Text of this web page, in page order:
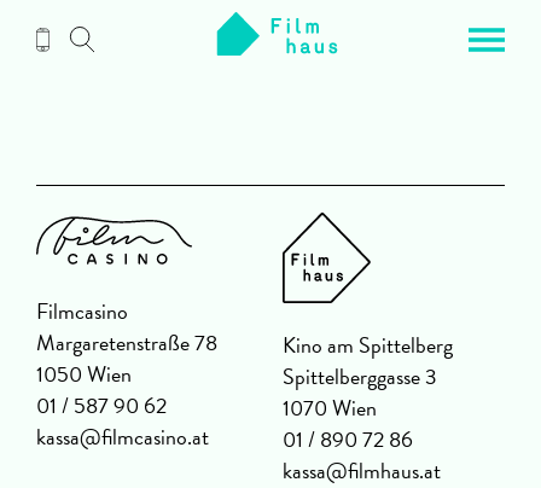
Inhalt
Filmcasino
Margaretenstraße 78
1050 Wien
01 / 587 90 62
kassa@filmcasino.at
Kino am Spittelberg
Spittelberggasse 3
1070 Wien
01 / 890 72 86
kassa@filmhaus.at